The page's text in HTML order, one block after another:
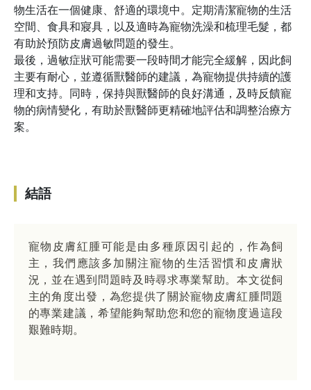
物生活在一個健康、舒適的環境中。定期清潔寵物的生活
空間、食具和寢具，以及適時為寵物洗澡和梳理毛髮，都
有助於預防皮膚過敏問題的發生。
最後，過敏症狀可能需要一段時間才能完全緩解，因此飼
主要有耐心，並遵循獸醫師的建議，為寵物提供持續的護
理和支持。同時，保持與獸醫師的良好溝通，及時反饋寵
物的病情變化，有助於獸醫師更精確地評估和調整治療方
案。
結語
寵物皮膚紅腫可能是由多種原因引起的，作為飼
主，我們應該多加關注寵物的生活習慣和皮膚狀
況，並在遇到問題時及時尋求專業幫助。本文從飼
主的角度出發，為您提供了關於寵物皮膚紅腫問題
的專業建議，希望能夠幫助您和您的寵物度過這段
艱難時期。